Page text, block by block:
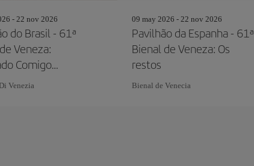
- 22 nov 2026
do Brasil - 61ª
Veneza:
Comigo
pode
Venezia
09 may 2026 - 22 nov 2026
Pavilhão da Espanha - 61ª
Bienal de Veneza: Os
restos
Bienal de Venecia